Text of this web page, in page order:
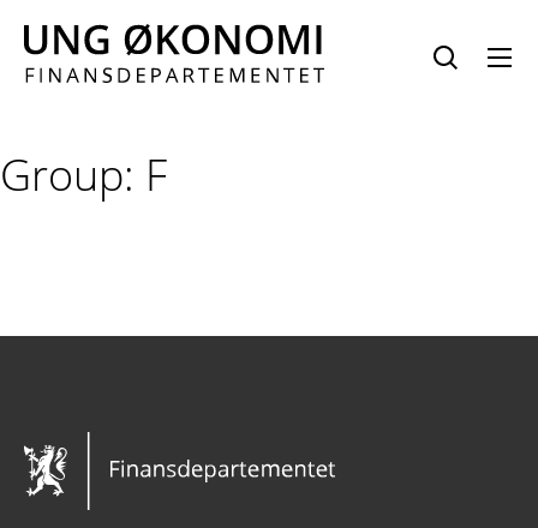
innhold
Group: F